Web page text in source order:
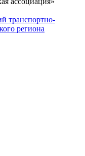
транспортно-
региона